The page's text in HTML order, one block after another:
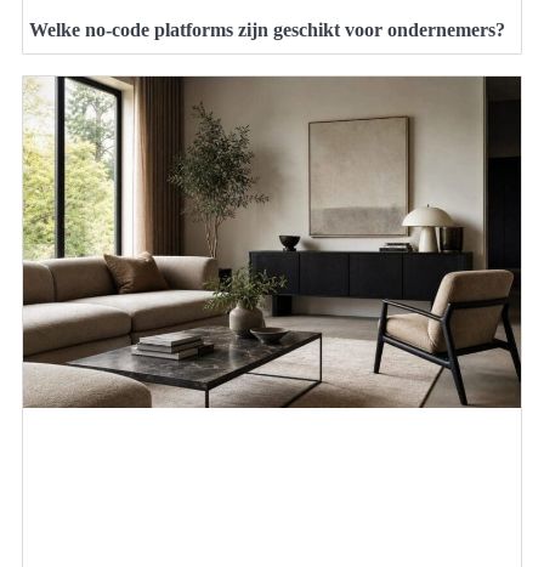
Welke no-code platforms zijn geschikt voor ondernemers?